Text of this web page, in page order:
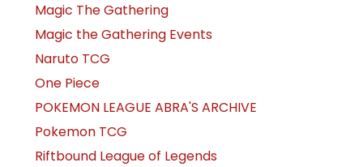
Magic The Gathering
Magic the Gathering Events
Naruto TCG
One Piece
POKEMON LEAGUE ABRA'S ARCHIVE
Pokemon TCG
Riftbound League of Legends